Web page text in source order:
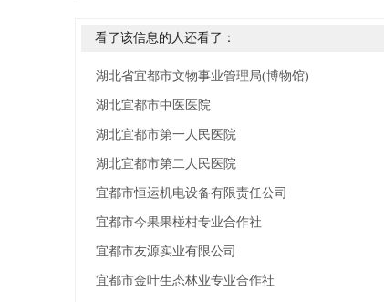
看了该信息的人还看了：
湖北省宜都市文物事业管理局(博物馆)
湖北宜都市中医医院
湖北宜都市第一人民医院
湖北宜都市第二人民医院
宜都市恒运机电设备有限责任公司
宜都市今果果椪柑专业合作社
宜都市友源实业有限公司
宜都市金叶生态林业专业合作社